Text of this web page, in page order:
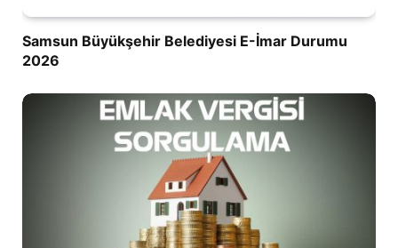
Samsun Büyükşehir Belediyesi E-İmar Durumu
2026